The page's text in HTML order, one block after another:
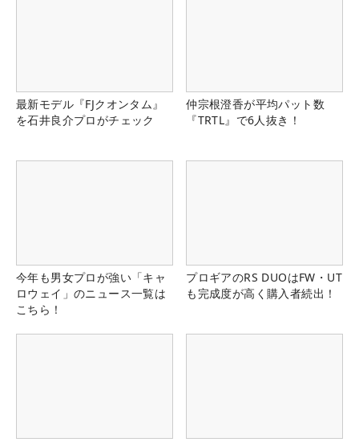
最新モデル『FJクオンタム』
を石井良介プロがチェック
仲宗根澄香が平均パット数
『TRTL』で6人抜き！
今年も男女プロが強い「キャ
ロウェイ」のニュース一覧は
こちら！
プロギアのRS DUOはFW・UT
も完成度が高く購入者続出！